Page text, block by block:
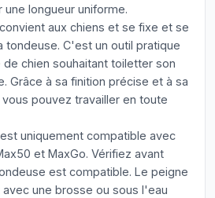
longueur uniforme.
aux chiens et se fixe et se
tondeuse. C'est un outil pratique
chien souhaitant toiletter son
Grâce à sa finition précise et à sa
pouvez travailler en toute
uniquement compatible avec
et MaxGo. Vérifiez avant
est compatible. Le peigne
une brosse ou sous l'eau